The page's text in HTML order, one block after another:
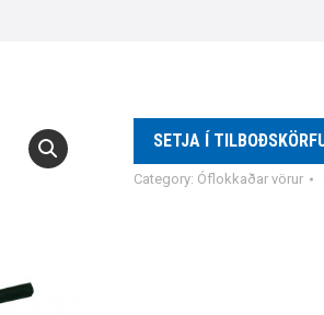
SETJA Í
Category: Óflokkaðar vörur